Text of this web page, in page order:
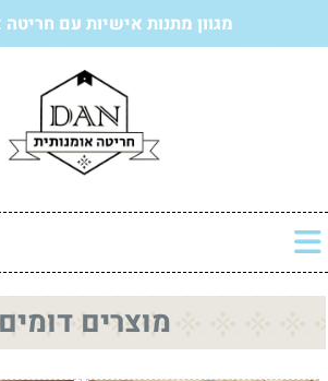
מגוון מתנות אישיות עם
מוצרים דומים